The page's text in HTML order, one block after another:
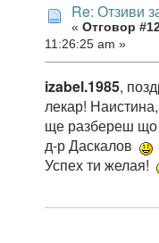
Re: Отзиви
« Отговор
11:26:25 am »
izabel.1985,
лекар!
ще разбереш що
д-р Даскалов
Успех ти желая!